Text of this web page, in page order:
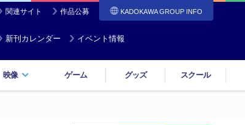
関連サイト 作品公募 KADOKAWA GROUP INFO
新刊カレンダー イベント情報
映像 ゲーム グッズ スクール